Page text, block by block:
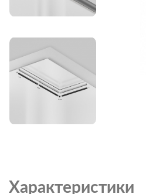
Характеристики